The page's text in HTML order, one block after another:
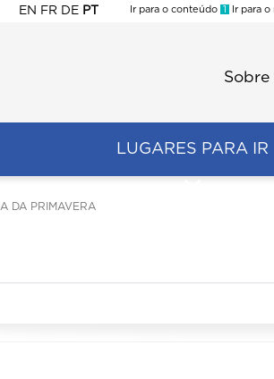
EN FR DE PT
Ir para o conteúdo 1 Ir para o
LUGARES PARA IR
DA PRIMAVERA